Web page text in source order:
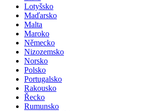
Lotyšsko
Maďarsko
Malta
Maroko
Německo
Nizozemsko
Norsko
Polsko
Portugalsko
Rakousko
Řecko
Rumunsko